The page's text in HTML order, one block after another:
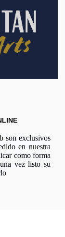
son exclusivos
en nuestra
como forma
vez listo su